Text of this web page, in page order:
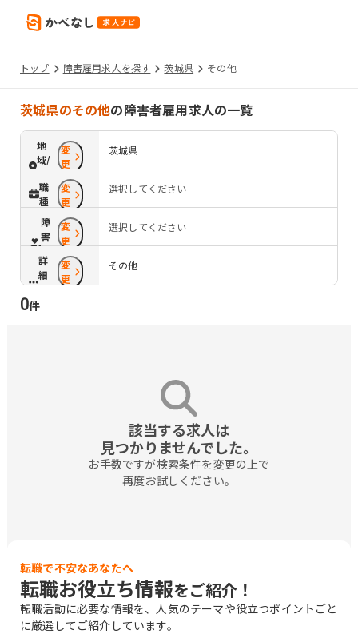
トップ 障害雇用求人を探す 茨城県 その他
茨城県のその他の障害者雇用求人の一覧
地
域/
路
線
変
更
茨城県
職
種
変
更
選択してください
障
害
配
慮
変
更
選択してください
詳
細
条
件
変
更
その他
0件
該当する求人は
見つかりませんでした。
お手数ですが検索条件を変更の上で
再度お試しください。
転職で不安なあなたへ
転職お役立ち情報をご紹介！
転職活動に必要な情報を、人気のテーマや役立つポイントごと
に厳選してご紹介しています。